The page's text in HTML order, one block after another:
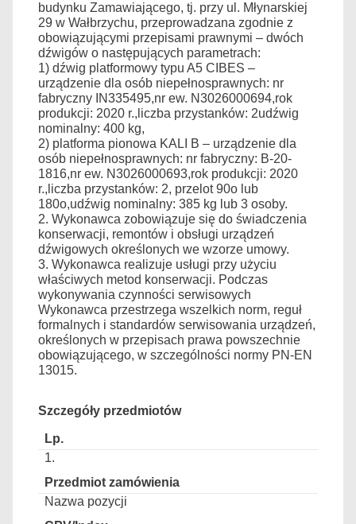
budynku Zamawiającego, tj. przy ul. Młynarskiej
29 w Wałbrzychu, przeprowadzana zgodnie z
obowiązującymi przepisami prawnymi – dwóch
dźwigów o następujących parametrach:
1) dźwig platformowy typu A5 CIBES –
urządzenie dla osób niepełnosprawnych: nr
fabryczny IN335495,nr ew. N3026000694,rok
produkcji: 2020 r.,liczba przystanków: 2udźwig
nominalny: 400 kg,
2) platforma pionowa KALI B – urządzenie dla
osób niepełnosprawnych: nr fabryczny: B-20-
1816,nr ew. N3026000693,rok produkcji: 2020
r.,liczba przystanków: 2, przelot 90o lub
180o,udźwig nominalny: 385 kg lub 3 osoby.
2. Wykonawca zobowiązuje się do świadczenia
konserwacji, remontów i obsługi urządzeń
dźwigowych określonych we wzorze umowy.
3. Wykonawca realizuje usługi przy użyciu
właściwych metod konserwacji. Podczas
wykonywania czynności serwisowych
Wykonawca przestrzega wszelkich norm, reguł
formalnych i standardów serwisowania urządzeń,
określonych w przepisach prawa powszechnie
obowiązującego, w szczególności normy PN-EN
13015.
Szczegóły przedmiotów
1.
Nazwa pozycji